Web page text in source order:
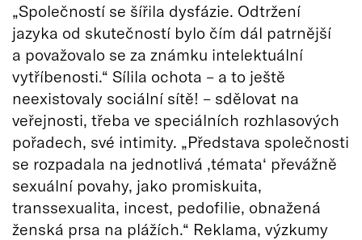
„Společností se šířila dysfázie. Odtržení
jazyka od skutečností bylo čím dál patrnější
a považovalo se za známku intelektuální
vytříbenosti.“ Sílila ochota – a to ještě
neexistovaly sociální sítě! – sdělovat na
veřejnosti, třeba ve speciálních rozhlasových
pořadech, své intimity. „Představa společnosti
se rozpadala na jednotlivá ‚témata‘ převážně
sexuální povahy, jako promiskuita,
transsexualita, incest, pedofilie, obnažená
ženská prsa na plážích.“ Reklama, výzkumy